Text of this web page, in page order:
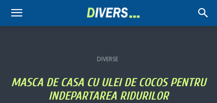
Divers
DIVERSE
MASCA DE CASA CU ULEI DE COCOS PENTRU
INDEPARTAREA RIDURILOR